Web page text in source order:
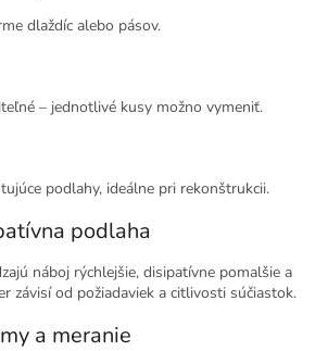
dlaždíc alebo pásov.
– jednotlivé kusy možno vymeniť.
podlahy, ideálne pri rekonštrukcii.
podlaha
náboj rýchlejšie, disipatívne pomalšie a
závisí od požiadaviek a citlivosti súčiastok.
a meranie